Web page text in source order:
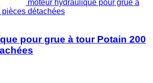
moteur hydraulique pour grue à
détachées
pour grue à tour Potain 200